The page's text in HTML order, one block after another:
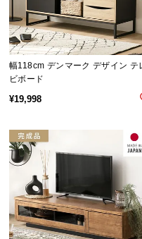
ン
セ
ル
に
い
保
に
つ
い
て
幅118cm デンマーク デザイン テ
ビボード
¥19,998